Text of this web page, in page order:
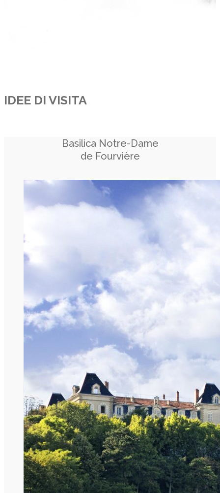
IDEE DI VISITA
Basilica Notre-Dame
de Fourvière